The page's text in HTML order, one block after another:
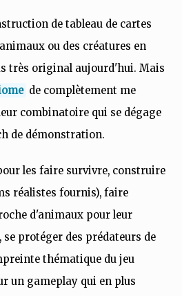
de tableau de cartes
ou des créatures en
très original aujourd'hui. Mais
de complètement me
combinatoire qui se dégage
de démonstration.
les faire survivre, construire
réalistes fournis), faire
d'animaux pour leur
protéger des prédateurs de
thématique du jeu
un gameplay qui en plus